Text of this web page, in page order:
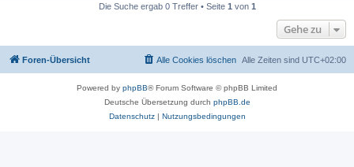
Die Suche ergab 0 Treffer • Seite 1 von 1
Gehe zu
Foren-Übersicht Alle Zeiten sind UTC+02:00
Alle Cookies löschen
Powered by phpBB® Forum Software © phpBB Limited
Deutsche Übersetzung durch phpBB.de
Datenschutz| Nutzungsbedingungen